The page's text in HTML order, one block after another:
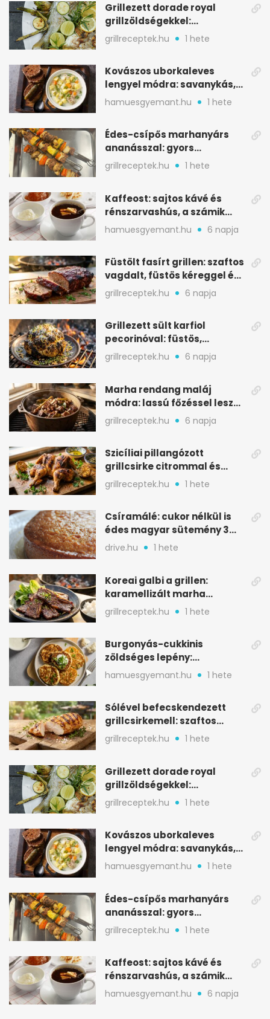
Grillezett dorade royal
grillzöldségekkel:
mediterrán ízek a rostélyról
grillreceptek.hu 1 hete
Kovászos uborkaleves
lengyel módra: savanykás,
kapros, meglepően
tartalmas
hamuesgyemant.hu 1 hete
Édes-csípős marhanyárs
ananásszal: gyors
grillrecept jalapeñóval
grillreceptek.hu 1 hete
Kaffeost: sajtos kávé és
rénszarvashús, a számik
melegítő itala
hamuesgyemant.hu 6 napja
Füstölt fasírt grillen: szaftos
vagdalt, füstös kéreggel és
BBQ mázzal
grillreceptek.hu 6 napja
Grillezett sült karfiol
pecorinóval: füstös,
karamellizált nyári kedvenc
grillreceptek.hu 6 napja
Marha rendang maláj
módra: lassú főzéssel lesz
igazán szaftos
grillreceptek.hu 6 napja
Szicíliai pillangózott
grillcsirke citrommal és
oregánóval
grillreceptek.hu 1 hete
Csíramálé: cukor nélkül is
édes magyar sütemény 3
alapanyagból
drive.hu 1 hete
Koreai galbi a grillen:
karamellizált marha
rövidborda gyorsan
grillreceptek.hu 1 hete
Burgonyás-cukkinis
zöldséges lepény:
aranybarna, szaftos, hús
nélkül is
hamuesgyemant.hu 1 hete
Sólével befecskendezett
grillcsirkemell: szaftos
marad, nem szárad ki
grillreceptek.hu 1 hete
Grillezett dorade royal
grillzöldségekkel:
mediterrán ízek a rostélyról
grillreceptek.hu 1 hete
Kovászos uborkaleves
lengyel módra: savanykás,
kapros, meglepően
tartalmas
hamuesgyemant.hu 1 hete
Édes-csípős marhanyárs
ananásszal: gyors
grillrecept jalapeñóval
grillreceptek.hu 1 hete
Kaffeost: sajtos kávé és
rénszarvashús, a számik
melegítő itala
hamuesgyemant.hu 6 napja